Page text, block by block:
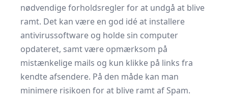
nødvendige forholdsregler for at undgå at blive
ramt. Det kan være en god idé at installere
antivirussoftware og holde sin computer
opdateret, samt være opmærksom på
mistænkelige mails og kun klikke på links fra
kendte afsendere. På den måde kan man
minimere risikoen for at blive ramt af Spam.